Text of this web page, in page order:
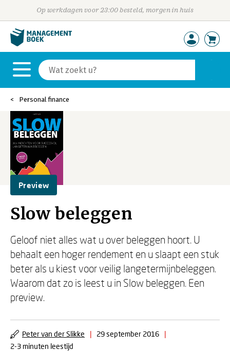
Op werkdagen voor 23:00 besteld, morgen in huis
Personal finance
Preview
Slow beleggen
Geloof niet alles wat u over beleggen hoort. U
behaalt een hoger rendement en u slaapt een stuk
beter als u kiest voor veilig langetermijnbeleggen.
Waarom dat zo is leest u in Slow beleggen. Een
preview.
Peter van der Slikke | 29 september 2016
|
2-3 minuten leestijd